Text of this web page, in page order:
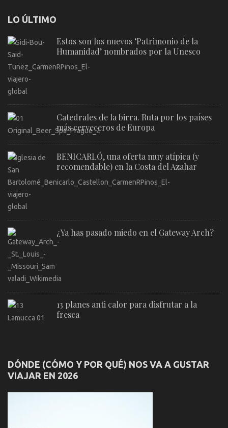
LO ÚLTIMO
Estos son los nuevos ‘Patrimonio de la
Humanidad’ nombrados por la Unesco
Catedrales de la birra. Ruta por los países
más cerveceros de Europa
BENICARLÓ, una oferta muy atípica (y
recomendable) en la Costa del Azahar
¿Ya has pasado miedo en el Gateway Arch?
13 planes anti calor para disfrutar a la
fresca
DÓNDE (CÓMO Y POR QUÉ) NOS VA A GUSTAR
VIAJAR EN 2026